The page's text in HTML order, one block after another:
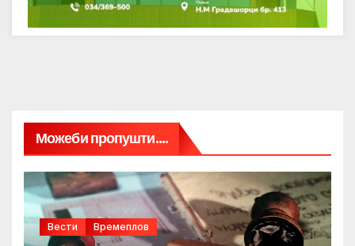
Можеби пропушти....
Вести Времеплов